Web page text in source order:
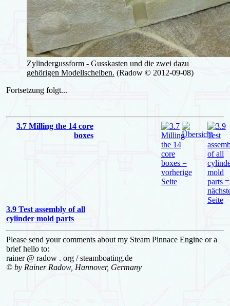
Zylindergussform - Gusskasten und die zwei dazu
gehörigen Modellscheiben. (Radow © 2012-09-08)
Fortsetzung folgt...
3.7 Milling the 14 core
boxes
3.9 Test assembly of all
cylinder mold parts
Please send your comments about my Steam Pinnace Engine or a
brief hello to:
rainer @ radow . org / steamboating.de
© by Rainer Radow, Hannover, Germany